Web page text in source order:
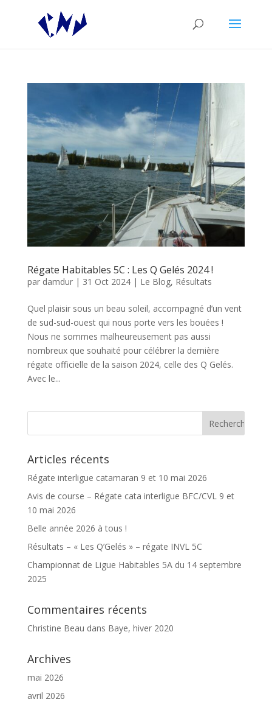
Régate Habitables 5C : Les Q Gelés 2024 !
par damdur| 31 Oct 2024| Le Blog, Résultats
Quel plaisir sous un beau soleil, accompagné d’un vent
de sud-sud-ouest qui nous porte vers les bouées !
Nous ne sommes malheureusement pas aussi
nombreux que souhaité pour célébrer la dernière
régate officielle de la saison 2024, celle des Q Gelés.
Avec le...
Articles récents
Régate interligue catamaran 9 et 10 mai 2026
Avis de course – Régate cata interligue BFC/CVL 9 et
10 mai 2026
Belle année 2026 à tous !
Résultats – « Les Q’Gelés » – régate INVL 5C
Championnat de Ligue Habitables 5A du 14 septembre
2025
Commentaires récents
Christine Beau dans Baye, hiver 2020
Archives
mai 2026
avril 2026